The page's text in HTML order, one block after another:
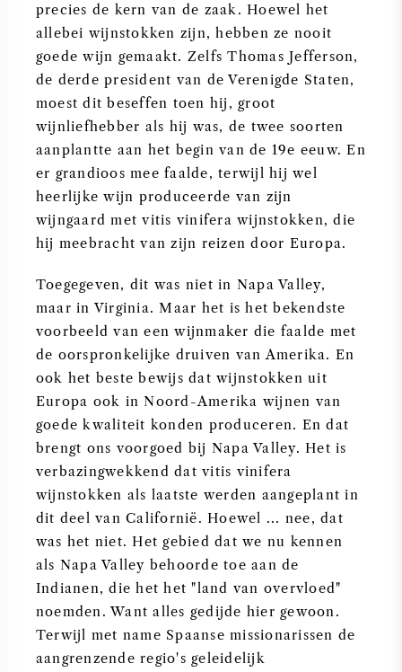
OOSTENRIJKSE WIJN
PORTUGESE WIJN
ALLE LANDEN
BORDEAUX
BOURGOGNE
TOSCANE
NAPA VALLEY
PIEMONTE
RHONE
ALLE REGIO'S
precies de kern van de zaak. Hoewel het
allebei wijnstokken zijn, hebben ze nooit
goede wijn gemaakt. Zelfs Thomas Jefferson,
de derde president van de Verenigde Staten,
moest dit beseffen toen hij, groot
wijnliefhebber als hij was, de twee soorten
aanplantte aan het begin van de 19e eeuw. En
er grandioos mee faalde, terwijl hij wel
heerlijke wijn produceerde van zijn
wijngaard met vitis vinifera wijnstokken, die
hij meebracht van zijn reizen door Europa.
Toegegeven, dit was niet in Napa Valley,
maar in Virginia. Maar het is het bekendste
voorbeeld van een wijnmaker die faalde met
de oorspronkelijke druiven van Amerika. En
ook het beste bewijs dat wijnstokken uit
Europa ook in Noord-Amerika wijnen van
goede kwaliteit konden produceren. En dat
brengt ons voorgoed bij Napa Valley. Het is
verbazingwekkend dat vitis vinifera
wijnstokken als laatste werden aangeplant in
dit deel van Californië. Hoewel ... nee, dat
was het niet. Het gebied dat we nu kennen
als Napa Valley behoorde toe aan de
Indianen, die het het "land van overvloed"
noemden. Want alles gedijde hier gewoon.
Terwijl met name Spaanse missionarissen de
aangrenzende regio's geleidelijk